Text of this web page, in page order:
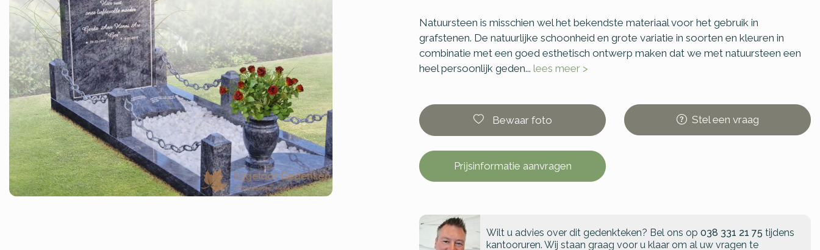
Natuursteen is misschien wel het bekendste materiaal voor het gebruik in
grafstenen. De natuurlijke schoonheid en grote variatie in soorten en kleuren in
combinatie met een goed esthetisch ontwerp maken dat we met natuursteen een
heel persoonlijk geden... lees meer >
Bewaar foto Steleen vraag
Prijsinformatie aanvragen
Wilt u advies over dit gedenkteken? Bel ons op 038 331 21 75 tijdens
kantooruren. Wij staan graag voor u klaar om al uw vragen te